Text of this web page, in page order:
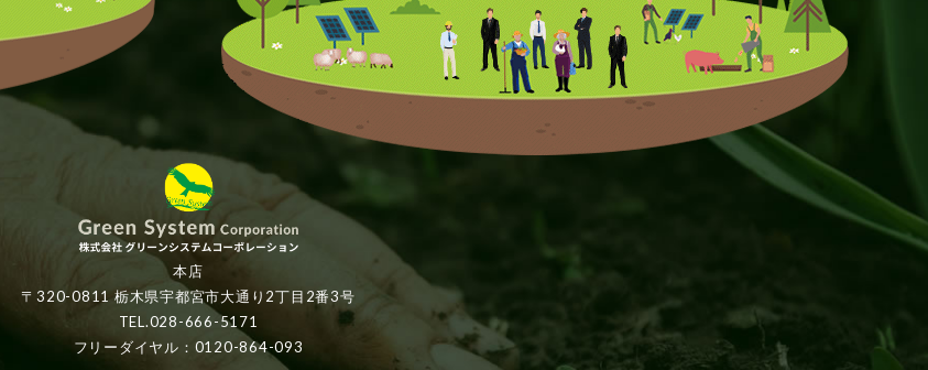
本店
〒320-0811 栃木県宇都宮市大通り2丁目2番3号
TEL.028-666-5171
フリーダイヤル：0120-864-093